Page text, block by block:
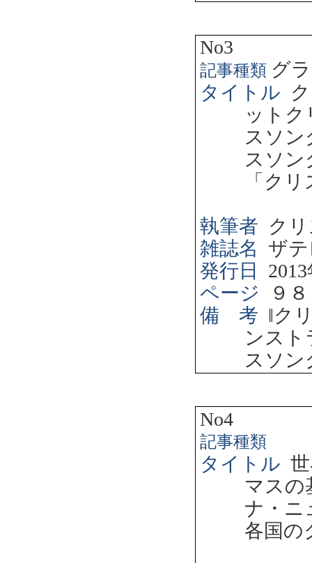
No3
記事種類 グ
タイトル
ット
スソ
スソ
「ク
執筆者 ク
雑誌名 ザ
発行日
2013
ページ
９８
備 考 ‖ク
ンスト
スソン
No4
記事種類
タイトル
マスの
ナ・ニ
各国の